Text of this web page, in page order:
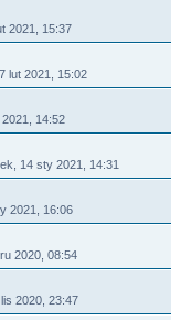
2021, 15:37
lut 2021, 15:02
14:52
14 sty 2021, 14:31
2021, 16:06
2020, 08:54
2020, 23:47